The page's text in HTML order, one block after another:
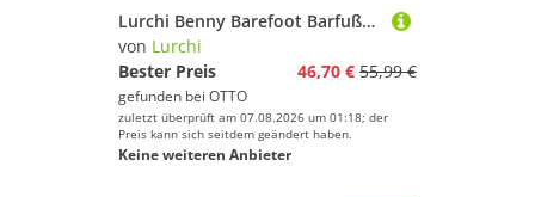
Lurchi Benny Barefoot Barfußschuh, Halbschuh, Klettschuh, Größenschablone zum Download
von Lurchi
Bester Preis
46,70 € 55,99 €
gefunden bei OTTO
zuletzt überprüft am 07.08.2026 um 01:18; der
Preis kann sich seitdem geändert haben.
Keine weiteren Anbieter